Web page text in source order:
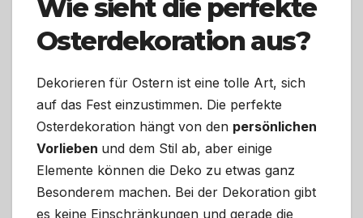
Wie sieht die perfekte
Osterdekoration aus?
Dekorieren für Ostern ist eine tolle Art, sich
auf das Fest einzustimmen. Die perfekte
Osterdekoration hängt von den persönlichen
Vorlieben und dem Stil ab, aber einige
Elemente können die Deko zu etwas ganz
Besonderem machen. Bei der Dekoration gibt
es keine Einschränkungen und gerade die